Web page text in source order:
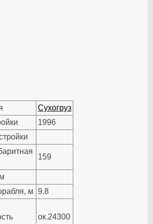
Сухогруз
1996
159
м
9.8
ок.24300